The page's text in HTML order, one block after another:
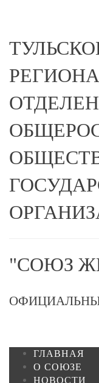
"СОЮЗ
ГЛАВНАЯ
О СОЮЗЕ
НОВОСТИ